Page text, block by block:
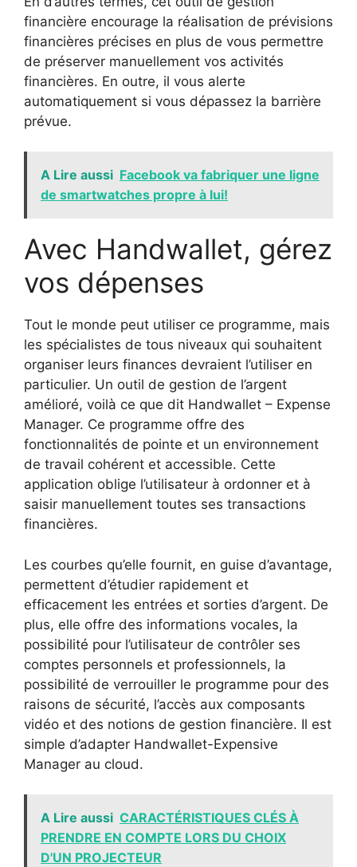
financière encourage la réalisation de prévisions
financières précises en plus de vous permettre
de préserver manuellement vos activités
financières. En outre, il vous alerte
automatiquement si vous dépassez la barrière
prévue.
A Lire aussi Facebook va fabriquer une ligne
de smartwatches propre à lui!
Avec Handwallet, gérez
vos dépenses
Tout le monde peut utiliser ce programme, mais
les spécialistes de tous niveaux qui souhaitent
organiser leurs finances devraient l’utiliser en
particulier. Un outil de gestion de l’argent
amélioré, voilà ce que dit Handwallet – Expense
Manager. Ce programme offre des
fonctionnalités de pointe et un environnement
de travail cohérent et accessible. Cette
application oblige l’utilisateur à ordonner et à
saisir manuellement toutes ses transactions
financières.
Les courbes qu’elle fournit, en guise d’avantage,
permettent d’étudier rapidement et
efficacement les entrées et sorties d’argent. De
plus, elle offre des informations vocales, la
possibilité pour l’utilisateur de contrôler ses
comptes personnels et professionnels, la
possibilité de verrouiller le programme pour des
raisons de sécurité, l’accès aux composants
vidéo et des notions de gestion financière. Il est
simple d’adapter Handwallet-Expensive
Manager au cloud.
A Lire aussi CARACTÉRISTIQUES CLÉS À
PRENDRE EN COMPTE LORS DU CHOIX
D'UN PROJECTEUR